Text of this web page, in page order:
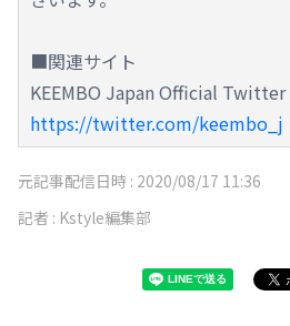
■関連サイト
KEEMBO Japan Official Twitter
https://twitter.com/keembo_j
元記事配信日時 : 2020/08/17 11:36
記者 : Kstyle編集部